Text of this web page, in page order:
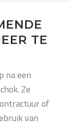
TE
na een
Ze
of
van